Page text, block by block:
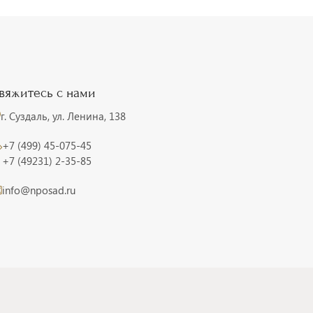
с нами
г. Суздаль, ул. Ленина, 138
+7 (499) 45-075-45
+7 (49231) 2-35-85
info@nposad.ru